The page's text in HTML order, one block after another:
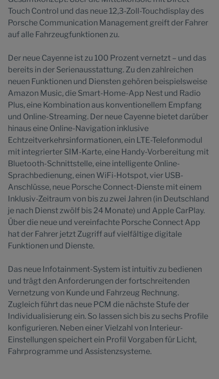
Touch Control und das neue 12,3-Zoll-Touchdisplay des
Porsche Communication Management greift der Fahrer
auf alle Fahrzeugfunktionen zu.
Der neue Cayenne ist zu 100 Prozent vernetzt – und das
bereits in der Serienausstattung. Zu den zahlreichen
neuen Funktionen und Diensten gehören beispielsweise
Amazon Music, die Smart-Home-App Nest und Radio
Plus, eine Kombination aus konventionellem Empfang
und Online-Streaming. Der neue Cayenne bietet darüber
hinaus eine Online-Navigation inklusive
Echtzeitverkehrsinformationen, ein LTE-Telefonmodul
mit integrierter SIM-Karte, eine Handy-Vorbereitung mit
Bluetooth-Schnittstelle, eine intelligente Online-
Sprachbedienung, einen WiFi-Hotspot, vier USB-
Anschlüsse, neue Porsche Connect-Dienste mit einem
Inklusiv-Zeitraum von bis zu zwei Jahren (in Deutschland
je nach Dienst zwölf bis 24 Monate) und Apple CarPlay.
Über die neue und vereinfachte Porsche Connect App
hat der Fahrer jetzt Zugriff auf vielfältige digitale
Funktionen und Dienste.
Das neue Infotainment-System ist intuitiv zu bedienen
und trägt den Anforderungen der fortschreitenden
Vernetzung von Kunde und Fahrzeug Rechnung.
Zugleich führt das neue PCM die nächste Stufe der
Individualisierung ein. So lassen sich bis zu sechs Profile
konfigurieren. Neben einer Vielzahl von Interieur-
Einstellungen speichert ein Profil Vorgaben für Licht,
Fahrprogramme und Assistenzsysteme.